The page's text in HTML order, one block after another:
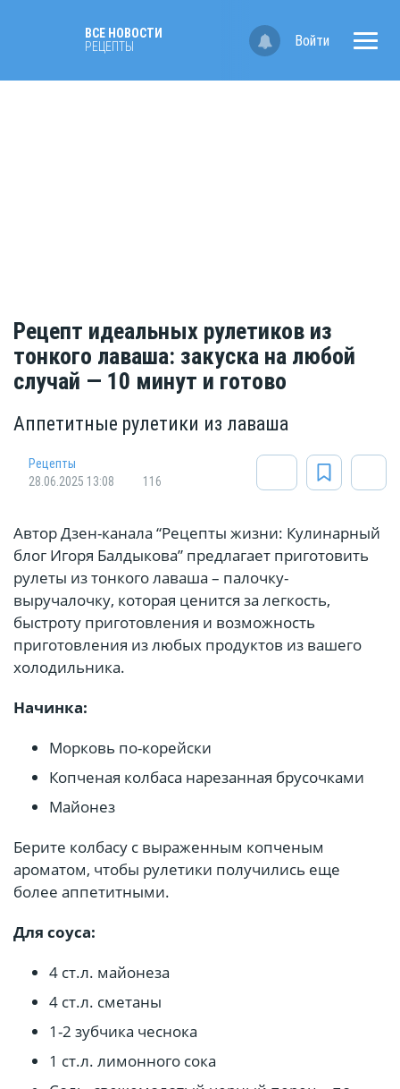
ВСЕ НОВОСТИ
РЕЦЕПТЫ
Войти
Рецепт идеальных рулетиков из
тонкого лаваша: закуска на любой
случай — 10 минут и готово
Аппетитные рулетики из лаваша
Рецепты
28.06.2025 13:08
116
Автор Дзен-канала “Рецепты жизни: Кулинарный
блог Игоря Балдыкова” предлагает приготовить
рулеты из тонкого лаваша – палочку-
выручалочку, которая ценится за легкость,
быстроту приготовления и возможность
приготовления из любых продуктов из вашего
холодильника.
Начинка:
Морковь по-корейски
Копченая колбаса нарезанная брусочками
Майонез
Берите колбасу с выраженным копченым
ароматом, чтобы рулетики получились еще
более аппетитными.
Для соуса:
4 ст.л. майонеза
4 ст.л. сметаны
1-2 зубчика чеснока
1 ст.л. лимонного сока